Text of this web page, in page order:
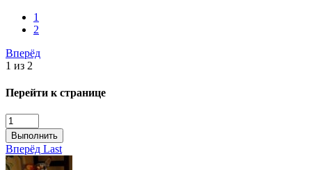
1
2
Вперёд
1 из 2
Перейти к странице
Выполнить
Вперёд Last